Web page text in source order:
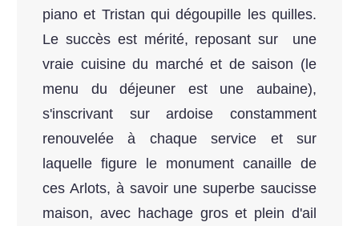
piano et Tristan qui dégoupille les quilles.
Le succès est mérité, reposant sur une
vraie cuisine du marché et de saison (le
menu du déjeuner est une aubaine),
s'inscrivant sur ardoise constamment
renouvelée à chaque service et sur
laquelle figure le monument canaille de
ces Arlots, à savoir une superbe saucisse
maison, avec hachage gros et plein d'ail